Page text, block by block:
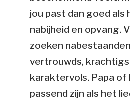
jou past dan goed als
nabijheid en opvang.
zoeken
vertrouwds,
karaktervols. Papa of
passend zijn als het